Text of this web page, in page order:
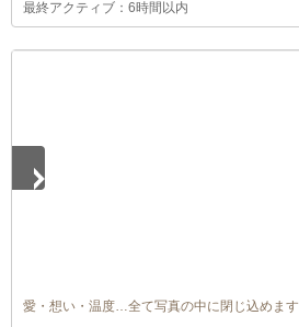
最終アクティブ：6時間以内
愛・想い・温度…全て写真の中に閉じ込めます